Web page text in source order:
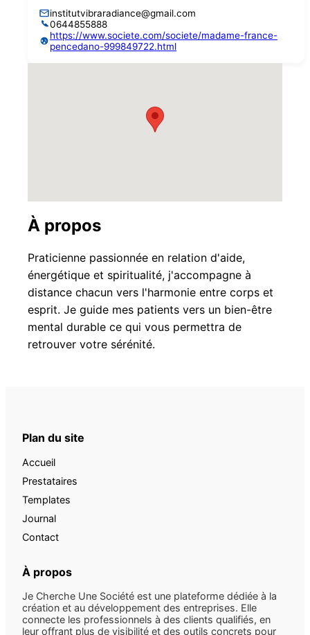
institutvibraradiance@gmail.com
0644855888
https://www.societe.com/societe/madame-france-
pencedano-999849722.html
À propos
Praticienne passionnée en relation d'aide,
énergétique et spiritualité, j'accompagne à
distance chacun vers l'harmonie entre corps et
esprit. Je guide mes patients vers un bien-être
mental durable ce qui vous permettra de
retrouver votre sérénité.
Plan du site
Accueil
Prestataires
Templates
Journal
Contact
À propos
Je Cherche Une Société est une plateforme dédiée à la
création et au développement des entreprises. Elle
connecte les professionnels à des clients qualifiés, en
leur offrant plus de visibilité et des outils concrets pour